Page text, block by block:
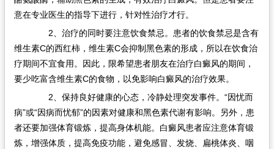
意在专业医生的指导下进行，针对性治疗才行。
2、治疗的同时要注意饮食禁忌。患者的饮食禁忌是含有
维生素C的西红柿，维生素C会抑制黑色素的形成，所以在饮食治
疗期间不宜食用。因此，限希望患者朋友在治疗白癜风的期间，
要少吃富含维生素C的食物，以免影响白癜风的治疗效果。
2、保持良好健康的心态，冷静处理突发事件。“因忧而
病”或“因病而忧郁”的因素对健康和黑色素代谢有影响。另外，患
者还要加强体育锻炼，提高身体机能。白癜风患者应注意体育锻
炼，增强体质，提高免疫功能，避免感冒、发烧、扁桃体炎、咽